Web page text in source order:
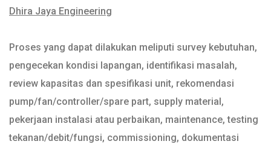
Dhira Jaya Engineering
Proses yang dapat dilakukan meliputi survey kebutuhan,
pengecekan kondisi lapangan, identifikasi masalah,
review kapasitas dan spesifikasi unit, rekomendasi
pump/fan/controller/spare part, supply material,
pekerjaan instalasi atau perbaikan, maintenance, testing
tekanan/debit/fungsi, commissioning, dokumentasi